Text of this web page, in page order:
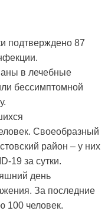
подтверждено 87
в лечебные
бессимптомной
Своеобразный
район – у них
19 за сутки.
день
За последние
100 человек.